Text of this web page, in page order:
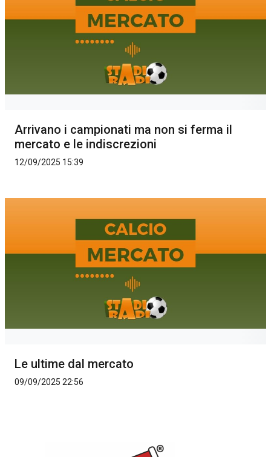
Arrivano i campionati ma non si ferma il
mercato e le indiscrezioni
12/09/2025 15:39
Le ultime dal mercato
09/09/2025 22:56